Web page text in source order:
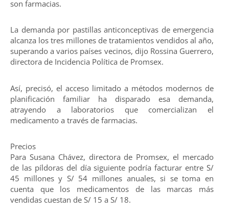
son farmacias.
La demanda por pastillas anticonceptivas de emergencia
alcanza los tres millones de tratamientos vendidos al año,
superando a varios países vecinos, dijo Rossina Guerrero,
directora de Incidencia Política de Promsex.
Así, precisó, el acceso limitado a métodos modernos de
planificación familiar ha disparado esa demanda,
atrayendo a laboratorios que comercializan el
medicamento a través de farmacias.
Precios
Para Susana Chávez, directora de Promsex, el mercado
de las píldoras del día siguiente podría facturar entre S/
45 millones y S/ 54 millones anuales, si se toma en
cuenta que los medicamentos de las marcas más
vendidas cuestan de S/ 15 a S/ 18.